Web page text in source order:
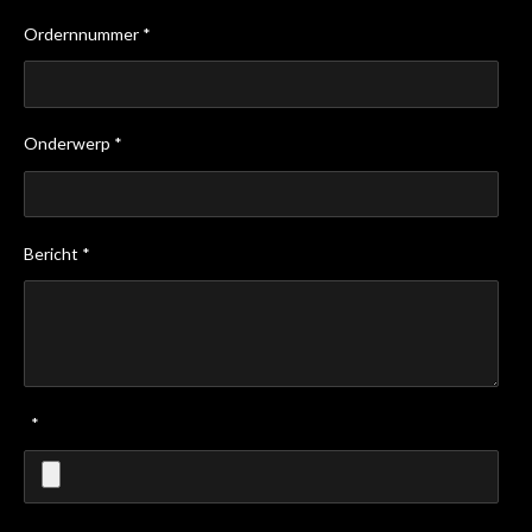
Ordernnummer *
Onderwerp *
Bericht *
*